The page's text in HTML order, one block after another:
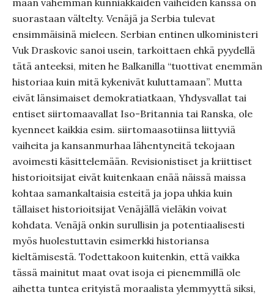
maan vähemmän kunniakkaiden vaiheiden kanssa on
suorastaan vältelty. Venäjä ja Serbia tulevat
ensimmäisinä mieleen. Serbian entinen ulkoministeri
Vuk Draskovic sanoi usein, tarkoittaen ehkä pyydellä
tätä anteeksi, miten he Balkanilla “tuottivat enemmän
historiaa kuin mitä kykenivät kuluttamaan”. Mutta
eivät länsimaiset demokratiatkaan, Yhdysvallat tai
entiset siirtomaavallat Iso-Britannia tai Ranska, ole
kyenneet kaikkia esim. siirtomaasotiinsa liittyviä
vaiheita ja kansanmurhaa lähentyneitä tekojaan
avoimesti käsittelemään. Revisionistiset ja kriittiset
historioitsijat eivät kuitenkaan enää näissä maissa
kohtaa samankaltaisia esteitä ja jopa uhkia kuin
tällaiset historioitsijat Venäjällä vieläkin voivat
kohdata. Venäjä onkin surullisin ja potentiaalisesti
myös huolestuttavin esimerkki historiansa
kieltämisestä. Todettakoon kuitenkin, että vaikka
tässä mainitut maat ovat isoja ei pienemmillä ole
aihetta tuntea erityistä moraalista ylemmyyttä siksi,